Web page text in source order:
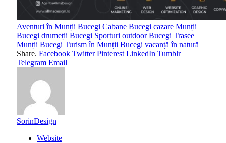
Aventuri în Munții Bucegi Cabane Bucegi cazare Munții
Bucegi drumeții Bucegi Sporturi outdoor Bucegi Trasee
Munții Bucegi Turism în Munții Bucegi vacanță în natură
Share. Facebook Twitter Pinterest LinkedIn Tumblr
Telegram Email
SorinDesign
Website